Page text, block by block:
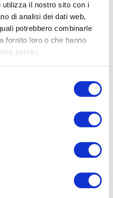
utilizza il nostro sito con i
di analisi dei dati web,
potrebbero combinarle
fornito loro o che hanno
servizi.
per fare innovazione
forma in cui li usiamo nei
applicabili con le
Ogni martedì.
artt. 6, 7, 12, 13 del